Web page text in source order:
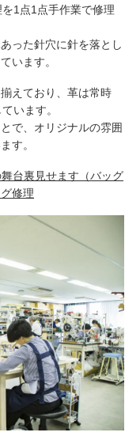
1点1点手作業で修理
った針穴に針を落とし
います。
えており、革は常時
います。
で、オリジナルの雰囲
す。
台裏見せます（バッグ
修理